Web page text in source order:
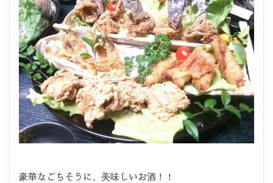
豪華なごちそうに、美味しいお酒！！